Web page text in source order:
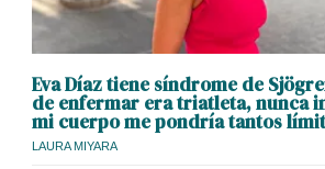
Eva Díaz tiene síndrome de
de enfermar era triatleta, nunca
mi cuerpo me pondría tantos
LAURA MIYARA